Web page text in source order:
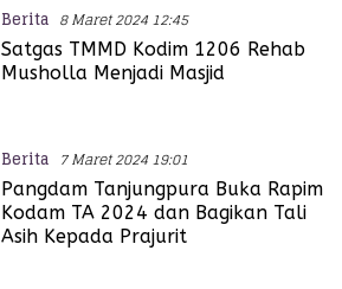
Berita 8 Maret 2024 12:45
Satgas TMMD Kodim 1206 Rehab
Musholla Menjadi Masjid
Berita 7 Maret 2024 19:01
Pangdam Tanjungpura Buka Rapim
Kodam TA 2024 dan Bagikan Tali
Asih Kepada Prajurit